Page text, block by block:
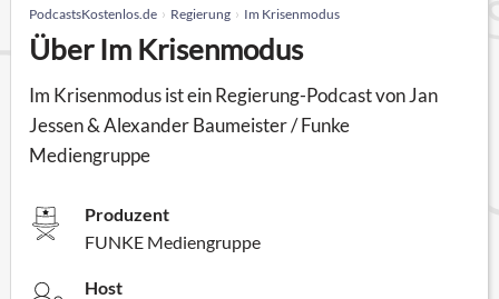
PodcastsKostenlos.de Regierung Im Krisenmodus
Über Im Krisenmodus
Im Krisenmodus ist ein Regierung-Podcast von Jan
Jessen & Alexander Baumeister / Funke
Mediengruppe
Produzent
FUNKE Mediengruppe
Host